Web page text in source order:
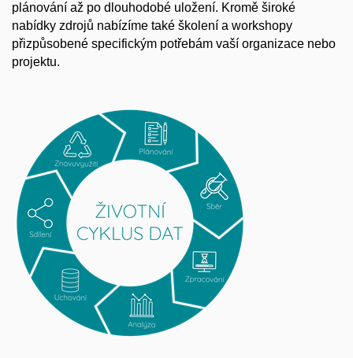
plánování až po dlouhodobé uložení. Kromě široké
nabídky zdrojů nabízíme také školení a workshopy
přizpůsobené specifickým potřebám vaší organizace nebo
projektu.